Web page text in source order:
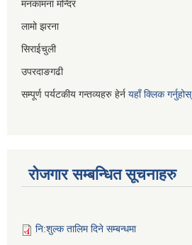
मनकामना मन्दिर
लामो झरना
सिराईचुली
उपरदाङगढी
सम्पूर्ण पर्यटकीय गन्तव्यहरु हेर्न यहाँ क्लिक गर्नुहोस्
रोजगार सम्बन्धित सूचनाहरु
नि:शुल्क तालिम दिने सम्बन्धमा